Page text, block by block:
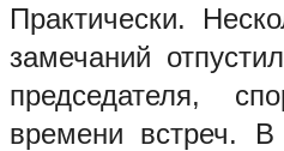
Практически.
замечаний
председателя,
времени встреч.